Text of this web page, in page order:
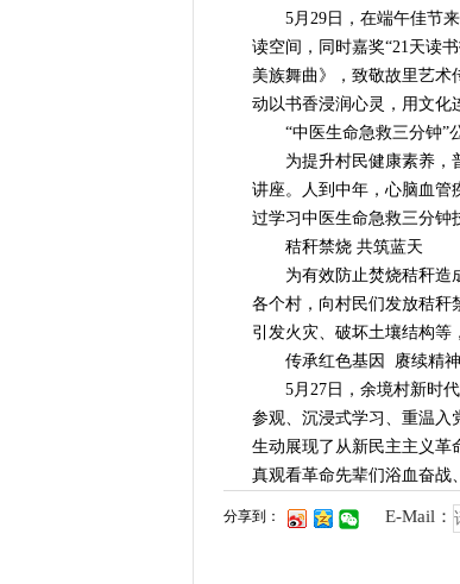
5月29日，在端午佳节来
读空间，同时嘉奖“21天读
美族舞曲》，致敬故里艺术
动以书香浸润心灵，用文化
“中医生命急救三分钟”
为提升村民健康素养，普
讲座。人到中年，心脑血管
过学习中医生命急救三分钟
秸秆禁烧 共筑蓝天
为有效防止焚烧秸秆造成
各个村，向村民们发放秸秆
引发火灾、破坏土壤结构等
传承红色基因 赓续精神
5月27日，余境村新时代
参观、沉浸式学习、重温入
生动展现了从新民主主义革
真观看革命先辈们浴血奋战
分享到： E-Mail：